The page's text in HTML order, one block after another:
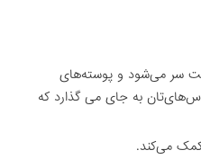
می‌شود و پوسته‌های
به جای می گذارد که
می‌کند.